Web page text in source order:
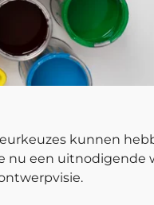
kunnen
nu een uitnodigende